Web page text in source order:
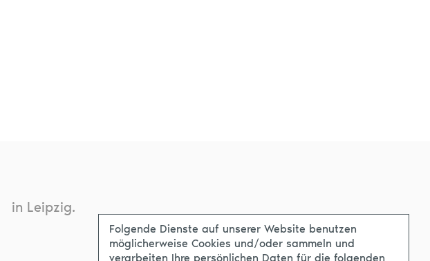
in Leipzig.
Folgende Dienste auf unserer Website benutzen
möglicherweise Cookies und/oder sammeln und
verarbeiten Ihre persönlichen Daten für die folgenden